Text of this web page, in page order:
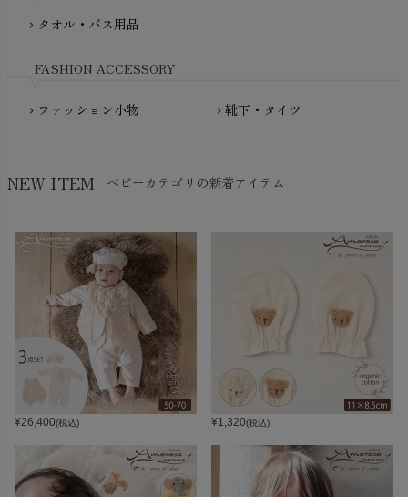
NewNative（ニューネイティブ）
chevron_right タオル・バス用品
FASHION ACCESSORY
chevron_right ファッション小物 chevron_right 靴下・タイツ
NEW ITEM ベビーカテゴリの新着アイテム
¥26,400(税込) ¥1,320(税込)